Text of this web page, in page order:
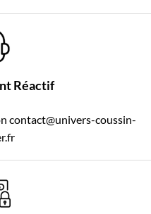
Réactif
contact@univers-coussin-